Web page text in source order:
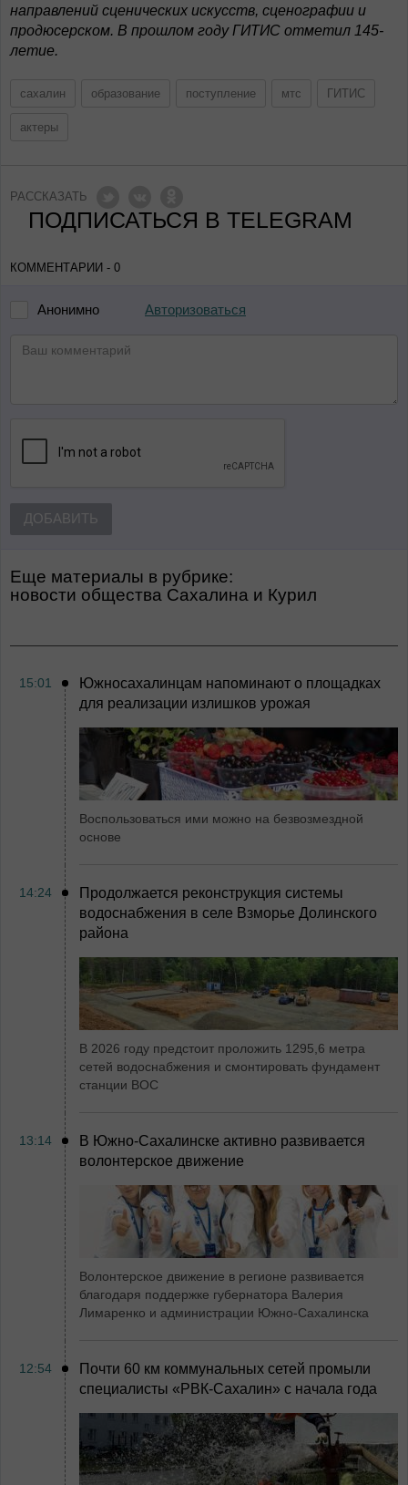
направлений сценических искусств, сценографии и
продюсерском. В прошлом году ГИТИС отметил 145-
летие.
сахалин образование поступление мтс ГИТИС
актеры
РАССКАЗАТЬ
ПОДПИСАТЬСЯ В TELEGRAM
КОММЕНТАРИИ - 0
Анонимно Авторизоваться
ДОБАВИТЬ
Еще материалы в рубрике:
Новости общества Сахалина и Курил
15:01
Южносахалинцам напоминают о площадках
для реализации излишков урожая
Воспользоваться ими можно на безвозмездной
основе
14:24
Продолжается реконструкция системы
водоснабжения в селе Взморье Долинского
района
В 2026 году предстоит проложить 1295,6 метра
сетей водоснабжения и смонтировать фундамент
станции ВОС
13:14
В Южно-Сахалинске активно развивается
волонтерское движение
Волонтерское движение в регионе развивается
благодаря поддержке губернатора Валерия
Лимаренко и администрации Южно-Сахалинска
12:54
Почти 60 км коммунальных сетей промыли
специалисты «РВК‑Сахалин» с начала года